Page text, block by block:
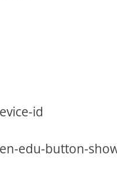
id
edu-button-